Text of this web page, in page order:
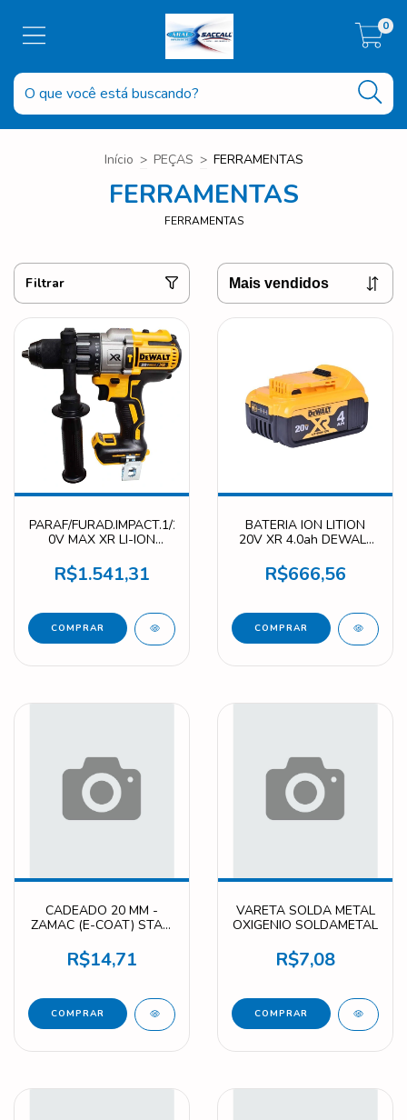
0
Início > PEÇAS > FERRAMENTAS
FERRAMENTAS
FERRAMENTAS
Filtrar
PARAF/FURAD.IMPACT.1/22
0V MAX XR LI-ION
R$1.541,31
BATERIA ION LITION
20V XR 4.0ah DEWALT
R$666,56
CADEADO 20 MM -
ZAMAC (E-COAT) STAM
R$14,71
VARETA SOLDA METAL
OXIGENIO SOLDAMETAL
R$7,08